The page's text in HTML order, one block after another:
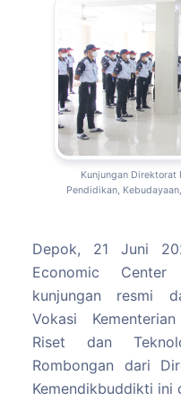
Kunjungan Direktorat
Pendidikan,
Depok, 21 Juni
Economic
kunjungan resmi
Vokasi
Riset dan
Rombongan dari
Kemendikbuddikti ini